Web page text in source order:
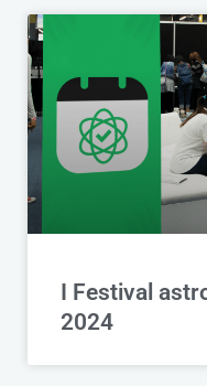
I Festival
2024